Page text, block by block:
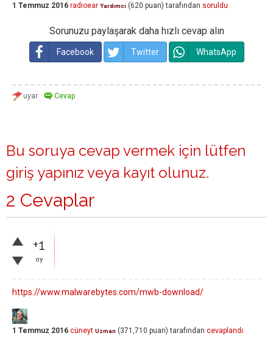
1 Temmuz 2016 radioear Yardımcı (620 puan) tarafından soruldu
Sorunuzu paylaşarak daha hızlı cevap alın
Facebook Twitter WhatsApp
Bu soruya cevap vermek için lütfen
giriş yapınız veya kayıt olunuz.
2 Cevaplar
+1
oy
https://www.malwarebytes.com/mwb-download/
1 Temmuz 2016 cüneyt Uzman (371,710 puan) tarafından cevaplandı